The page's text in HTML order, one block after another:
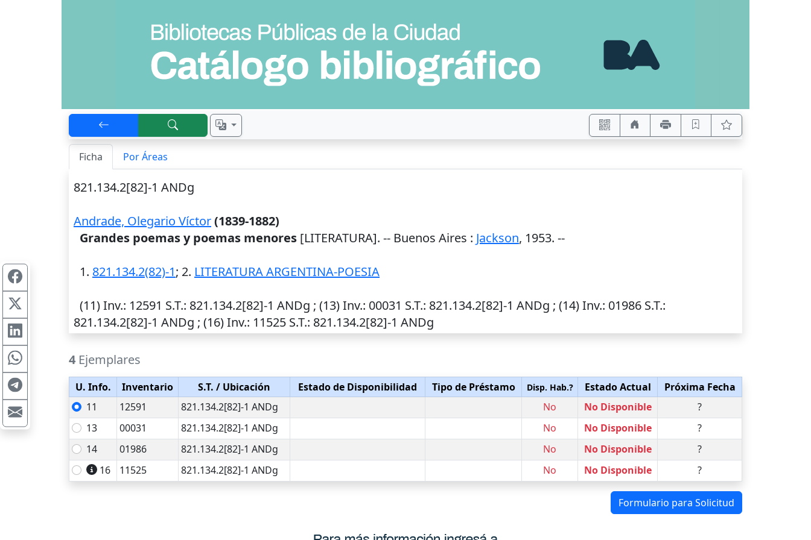
Ficha Por Áreas
821.134.2[82]-1 ANDg
Andrade, Olegario Víctor(1839-1882)
Grandes poemas y poemas menores [LITERATURA]. -- Buenos Aires : Jackson, 1953. --
1. 821.134.2(82)-1; 2. LITERATURA ARGENTINA-POESIA
(11)Inv.: 12591 S.T.: 821.134.2[82]-1 ANDg ; (13)Inv.: 00031 S.T.: 821.134.2[82]-1 ANDg ; (14)Inv.: 01986 S.T.:
821.134.2[82]-1 ANDg ; (16)Inv.: 11525 S.T.: 821.134.2[82]-1 ANDg
4 Ejemplares
U. Info. Inventario S.T. / Ubicación Estado de Disponibilidad Tipo de Préstamo Disp. Hab.? Estado Actual
Próxima Fecha
11
12591 821.134.2[82]-1 ANDg No No Disponible
?
13
00031 821.134.2[82]-1 ANDg No No Disponible
?
14
01986 821.134.2[82]-1 ANDg No No Disponible
?
16
11525 821.134.2[82]-1 ANDg No No Disponible ?
Formulario para Solicitud